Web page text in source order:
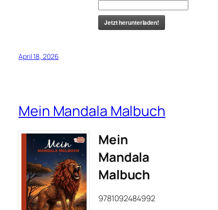
Jetzt herunterladen!
April 18, 2026
Mein Mandala Malbuch
Mein
Mandala
Malbuch
9781092484992